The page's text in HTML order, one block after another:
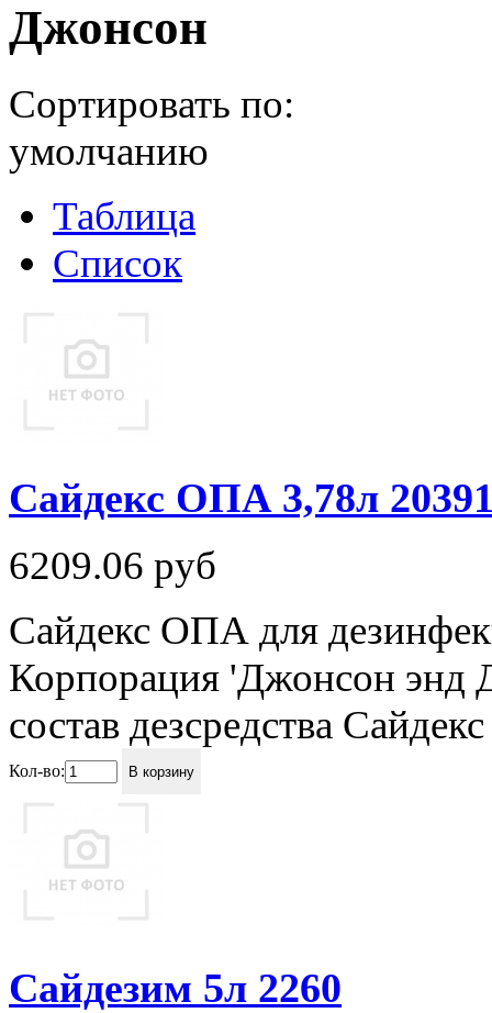
Джонсон
Сортировать по:
умолчанию
Таблица
Список
Сайдекс ОПА 3,78л
6209.06 руб
Сайдекс ОПА для
Корпорация 'Джонсон
состав дезсредства
Кол-во: В корзину
Сайдезим 5л 2260